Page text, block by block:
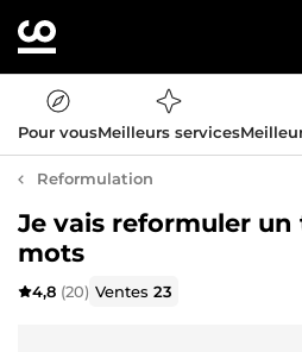
Pour vousMeilleurs services
Reformulation
Je vais reformuler un
mots
4,8 (20) Ventes23